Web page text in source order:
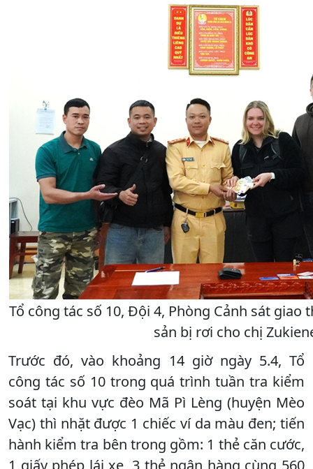
Tổ công tác số 10, Đội 4, Phòng Cảnh sát
sản bị rơi cho chị
Trước đó, vào khoảng 14 giờ ngày 5.4, Tổ
công tác số 10 trong quá trình tuần tra kiểm
soát tại khu vực đèo Mã Pì Lèng (huyện Mèo
Vạc) thì nhặt được 1 chiếc ví da màu đen; tiến
hành kiểm tra bên trong gồm: 1 thẻ căn cước,
1 giấy phép lái xe, 3 thẻ ngân hàng cùng 560